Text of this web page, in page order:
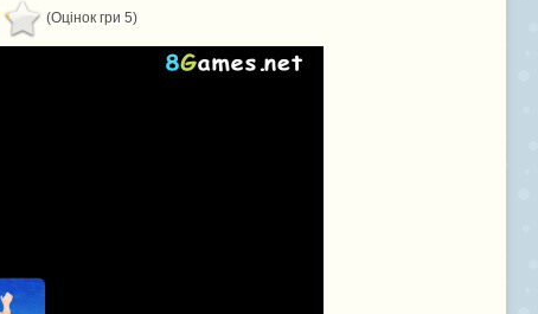
(Оцінок гри 5)